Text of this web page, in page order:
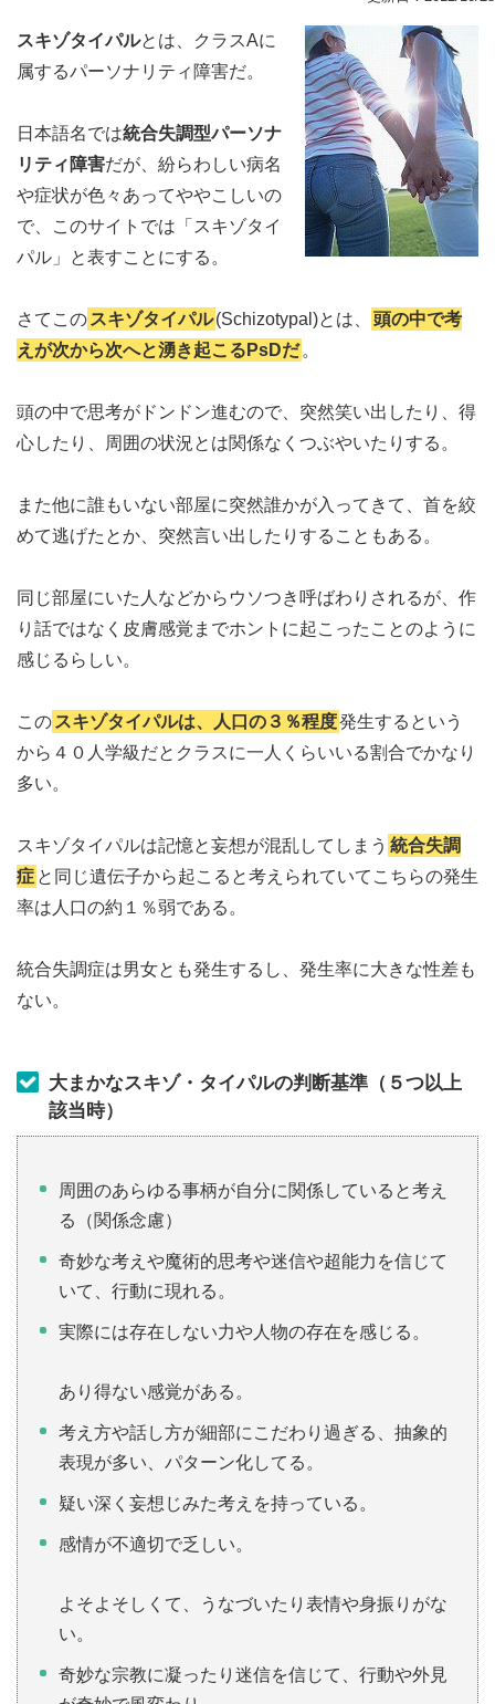
スキゾタイパルとは、クラスAに
属するパーソナリティ障害だ。
日本語名では統合失調型パーソナ
リティ障害だが、紛らわしい病名
や症状が色々あってややこしいの
で、このサイトでは「スキゾタイ
パル」と表すことにする。
さてこの スキゾタイパル(Schizotypal)とは、
頭の中で考
えが次から次へと湧き起こるPsDだ 。
頭の中で思考がドンドン進むので、突然笑い出したり、得
心したり、周囲の状況とは関係なくつぶやいたりする。
また他に誰もいない部屋に突然誰かが入ってきて、首を絞
めて逃げたとか、突然言い出したりすることもある。
同じ部屋にいた人などからウソつき呼ばわりされるが、作
り話ではなく皮膚感覚までホントに起こったことのように
感じるらしい。
この スキゾタイパルは、人口の３％程度発生するという
から４０人学級だとクラスに一人くらいいる割合でかなり
多い。
スキゾタイパルは記憶と妄想が混乱してしまう 統合失調
症 と同じ遺伝子から起こると考えられていてこちらの発生
率は人口の約１％弱である。
統合失調症は男女とも発生するし、発生率に大きな性差も
ない。
大まかなスキゾ・タイパルの判断基準（５つ以上
該当時）
周囲のあらゆる事柄が自分に関係していると考え
る（関係念慮）
奇妙な考えや魔術的思考や迷信や超能力を信じて
いて、行動に現れる。
実際には存在しない力や人物の存在を感じる。
あり得ない感覚がある。
考え方や話し方が細部にこだわり過ぎる、抽象的
表現が多い、パターン化してる。
疑い深く妄想じみた考えを持っている。
感情が不適切で乏しい。
よそよそしくて、うなづいたり表情や身振りがな
い。
奇妙な宗教に凝ったり迷信を信じて、行動や外見